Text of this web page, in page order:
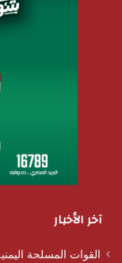
آخر الأخبار
القوات المسلحة